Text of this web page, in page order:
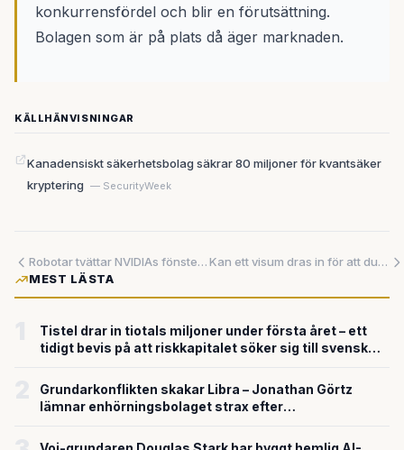
konkurrensfördel och blir en förutsättning.
Bolagen som är på plats då äger marknaden.
KÄLLHÄNVISNINGAR
Kanadensiskt säkerhetsbolag säkrar 80 miljoner för kvantsäker
kryptering — SecurityWeek
Robotar tvättar NVIDIAs fönster – och det är ett genombrott just för att de inte klarar allt
Kan ett visum dras in för att du forskar om AI? Det hävdar teknikforskare att Trump-administrationen nu gör möjligt
MEST LÄSTA
Tistel drar in tiotals miljoner under första året – ett
tidigt bevis på att riskkapitalet söker sig till svensk
Grundarkonflikten skakar Libra – Jonathan Görtz
lämnar enhörningsbolaget strax efter